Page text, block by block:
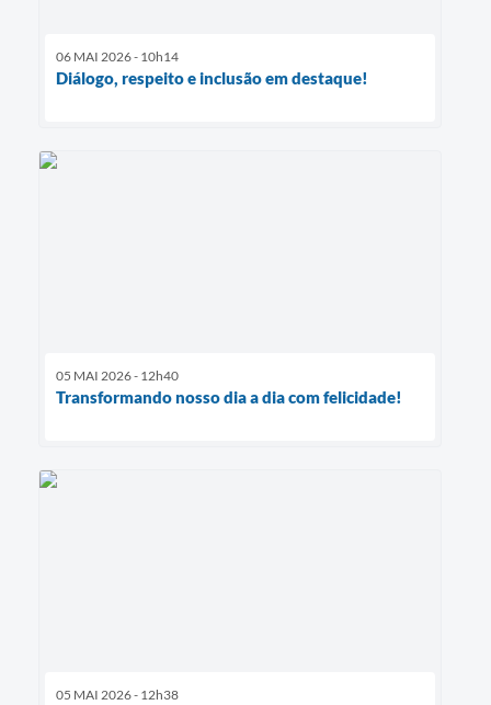
06 MAI 2026 - 10h14
Diálogo, respeito e inclusão em destaque!
05 MAI 2026 - 12h40
Transformando nosso dia a dia com felicidade!
05 MAI 2026 - 12h38